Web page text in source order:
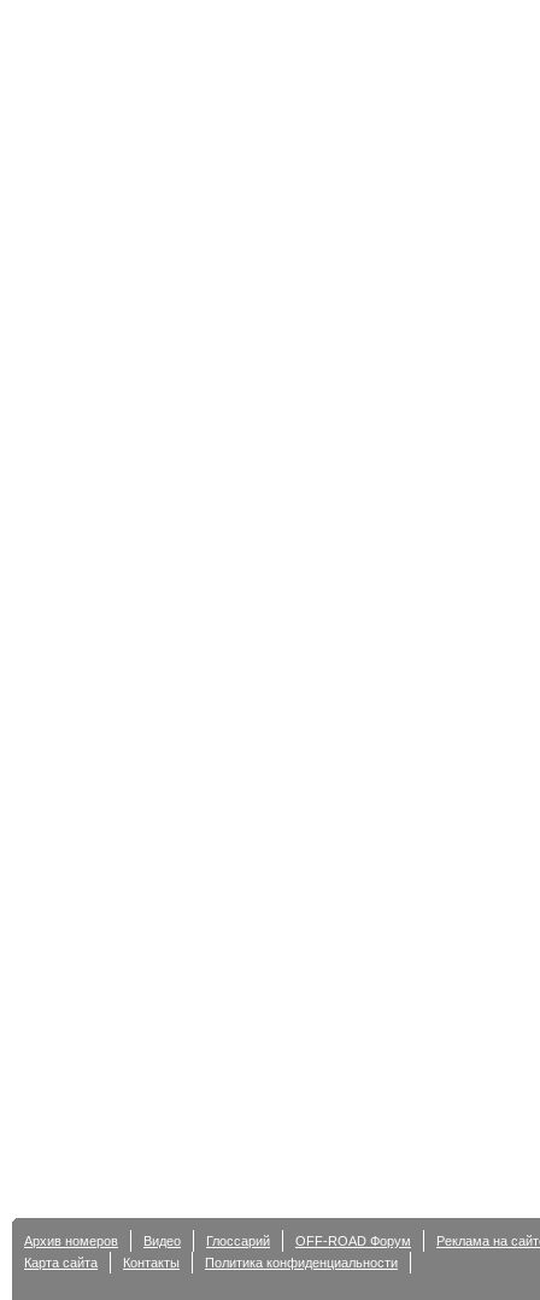
Архив номеров Видео Глоссарий OFF-ROAD Форум
Реклама на
Карта сайта
Контакты Политика конфиденциальности